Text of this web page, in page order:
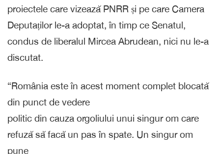
proiectele care vizează PNRR și pe care Camera
Deputaților le-a adoptat, în timp ce Senatul,
condus de liberalul Mircea Abrudean, nici nu le-a
discutat.
“România este în acest moment complet blocată
din punct de vedere
politic din cauza orgoliului unui singur om care
refuză să facă un pas în spate. Un singur om
pune